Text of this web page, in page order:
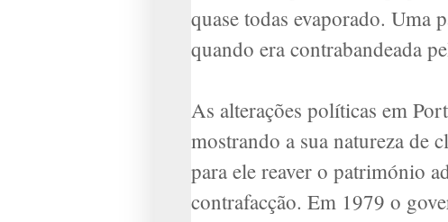
quase todas evaporado. Uma
quando era contrabandeada
As alterações políticas em
mostrando a sua natureza de
para ele reaver o património
contrafacção. Em 1979 o